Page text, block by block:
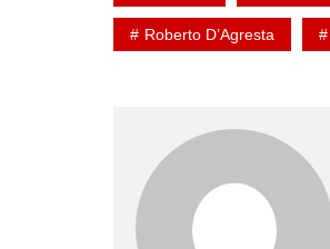
Roberto D’Agresta